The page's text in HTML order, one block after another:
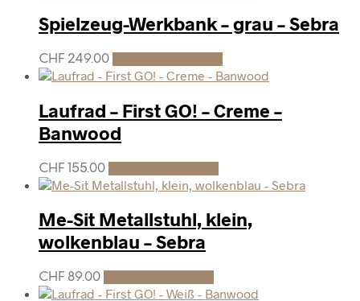
Spielzeug-Werkbank – grau – Sebra
CHF 249.00
Laufrad – First GO! – Creme –
Banwood
CHF 155.00
Me-Sit Metallstuhl, klein,
wolkenblau – Sebra
CHF 89.00